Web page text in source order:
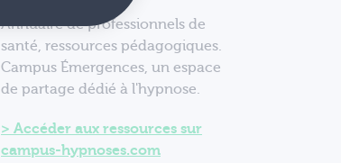
Annuaire de professionnels de
santé, ressources pédagogiques.
Campus Émergences, un espace
de partage dédié à l'hypnose.
Accéder aux ressources sur
campus-hypnoses.com